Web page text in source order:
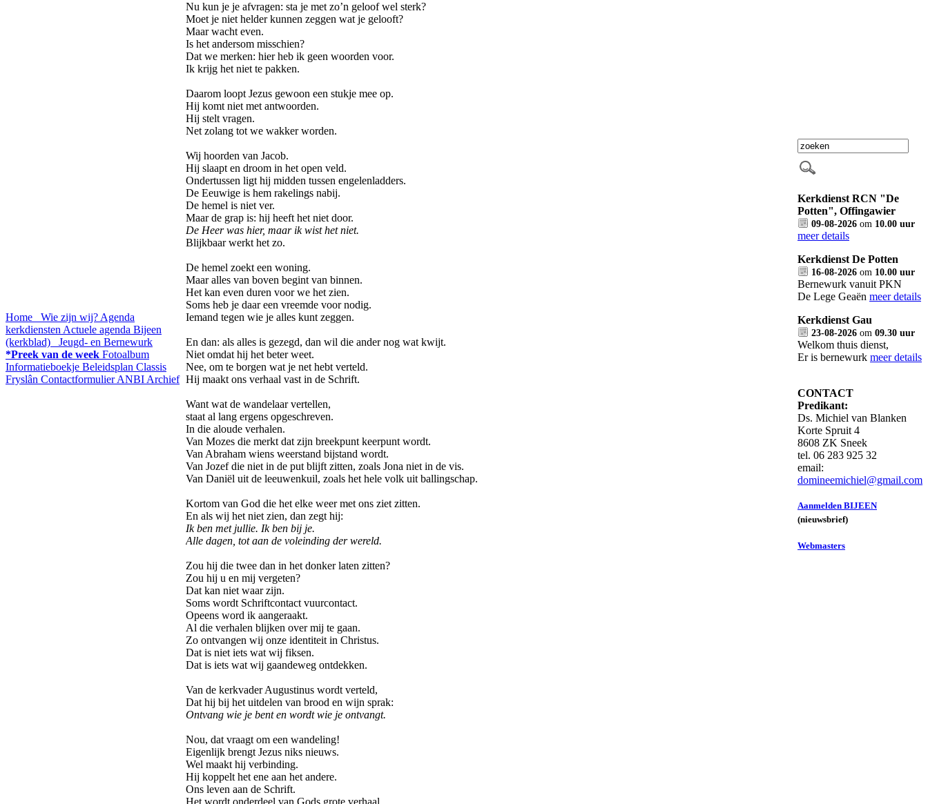
Home Wie zijn wij? Agenda
kerkdiensten Actuele agenda Bijeen
(kerkblad)
Jeugd- en Bernewurk
*Preek van de week Fotoalbum
Informatieboekje Beleidsplan Classis
Fryslân ContactformulierANBI Archief
Nu kun je je afvragen: sta je met zo’n geloof wel sterk?
Moet je niet helder kunnen zeggen wat je gelooft?
Maar wacht even.
Is het andersom misschien?
Dat we merken: hier heb ik geen woorden voor.
Ik krijg het niet te pakken.
Daarom loopt Jezus gewoon een stukje mee op.
Hij komt niet met antwoorden.
Hij stelt vragen.
Net zolang tot we wakker worden.
Wij hoorden van Jacob.
Hij slaapt en droom in het open veld.
Ondertussen ligt hij midden tussen engelenladders.
De Eeuwige is hem rakelings nabij.
De hemel is niet ver.
Maar de grap is: hij heeft het niet door.
De Heer was hier, maar ik wist het niet.
Blijkbaar werkt het zo.
De hemel zoekt een woning.
Maar alles van boven begint van binnen.
Het kan even duren voor we het zien.
Soms heb je daar een vreemde voor nodig.
Iemand tegen wie je alles kunt zeggen.
En dan: als alles is gezegd, dan wil die ander nog wat kwijt.
Niet omdat hij het beter weet.
Nee, om te borgen wat je net hebt verteld.
Hij maakt ons verhaal vast in de Schrift.
Want wat de wandelaar vertellen,
staat al lang ergens opgeschreven.
In die aloude verhalen.
Van Mozes die merkt dat zijn breekpunt keerpunt wordt.
Van Abraham wiens weerstand bijstand wordt.
Van Jozef die niet in de put blijft zitten, zoals Jona niet in de vis.
Van Daniël uit de leeuwenkuil, zoals het hele volk uit ballingschap.
Kortom van God die het elke weer met ons ziet zitten.
En als wij het niet zien, dan zegt hij:
Ik ben met jullie. Ik ben bij je.
Alle dagen, tot aan de voleinding der wereld.
Zou hij die twee dan in het donker laten zitten?
Zou hij u en mij vergeten?
Dat kan niet waar zijn.
Soms wordt Schriftcontact vuurcontact.
Opeens word ik aangeraakt.
Al die verhalen blijken over mij te gaan.
Zo ontvangen wij onze identiteit in Christus.
Dat is niet iets wat wij fiksen.
Dat is iets wat wij gaandeweg ontdekken.
Van de kerkvader Augustinus wordt verteld,
Dat hij bij het uitdelen van brood en wijn sprak:
Ontvang wie je bent en wordt wie je ontvangt.
Nou, dat vraagt om een wandeling!
Eigenlijk brengt Jezus niks nieuws.
Wel maakt hij verbinding.
Hij koppelt het ene aan het andere.
Ons leven aan de Schrift.
Het wordt onderdeel van Gods grote verhaal.
Kerkdienst RCN "De
Potten", Offingawier
09-08-2026 om 10.00 uur
meer details
Kerkdienst De Potten
16-08-2026 om 10.00 uur
Bernewurk vanuit PKN
De Lege Geaën meer details
Kerkdienst Gau
23-08-2026 om 09.30 uur
Welkom thuis dienst,
Er is bernewurk meer details
CONTACT
Predikant:
Ds. Michiel van Blanken
Korte Spruit 4
8608 ZK Sneek
tel. 06 283 925 32
email:
domineemichiel@gmail.com
Aanmelden BIJEEN
(nieuwsbrief)
Webmasters